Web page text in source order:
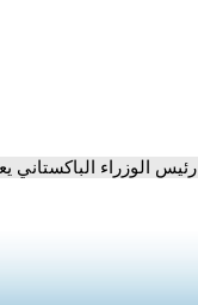
الوزراء الباكستاني